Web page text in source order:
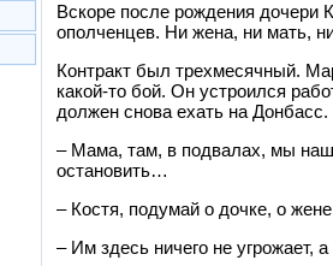
Вскоре после рождения дочери
ополченцев. Ни жена, ни мать,
Контракт был трехмесячный.
какой-то бой. Он устроился
должен снова ехать на
– Мама, там, в подвалах, мы
остановить…
– Костя, подумай о дочке, о
– Им здесь ничего не угрожает,